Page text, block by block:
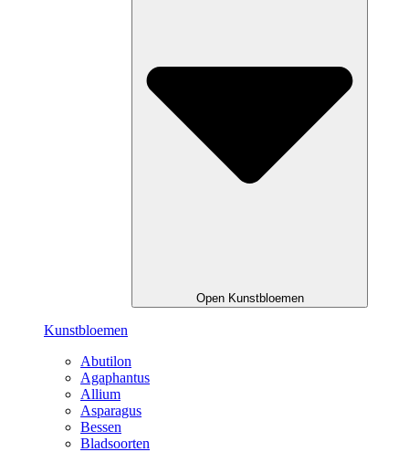
Open Kunstbloemen
Kunstbloemen
Abutilon
Agaphantus
Allium
Asparagus
Bessen
Bladsoorten